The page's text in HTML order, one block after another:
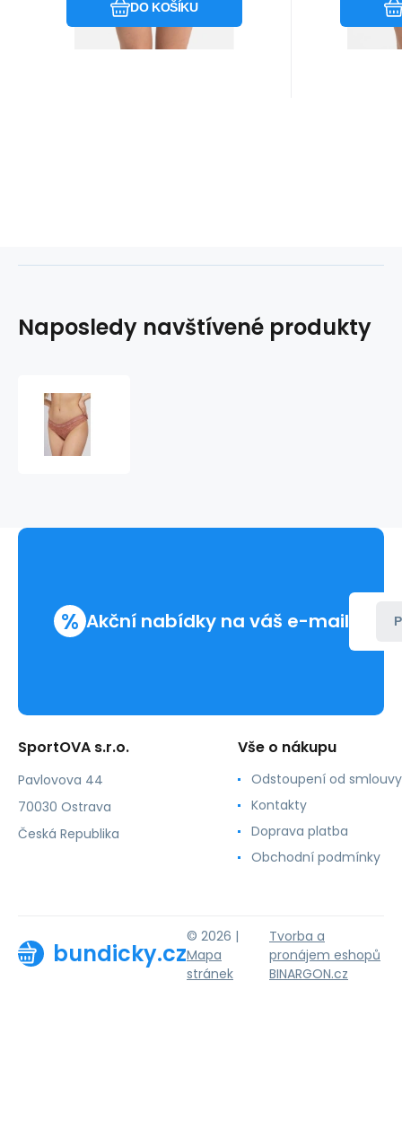
DO KOŠÍKU
Naposledy navštívené produkty
% Akční nabídky na váš e-mail
SportOVA s.r.o.
Pavlovova 44
70030 Ostrava
Česká Republika
Vše o nákupu
Odstoupení od smlouvy
Kontakty
Doprava platba
Obchodní podmínky
bundicky.cz
© 2026 |
Mapa
stránek
Tvorba a
pronájem eshopů
BINARGON.cz